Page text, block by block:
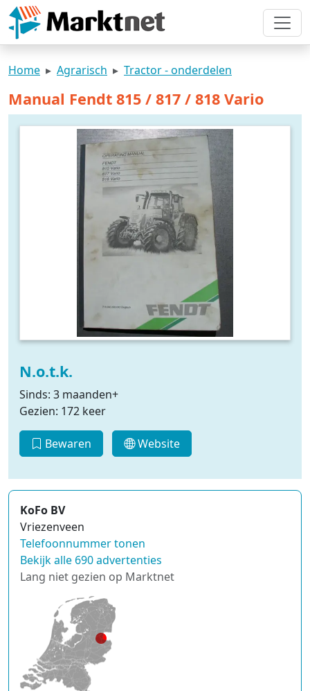
Home Agrarisch Tractor - onderdelen
Manual Fendt 815 / 817 / 818 Vario
N.o.t.k.
Sinds: 3 maanden+
Gezien: 172 keer
Bewaren Website
KoFo BV
Vriezenveen
Telefoonnummer tonen
Bekijk alle 690 advertenties
Lang niet gezien op Marktnet